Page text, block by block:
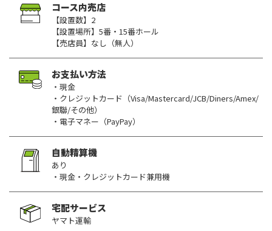
コース内売店
【設置数】2
【設置場所】5番・15番ホール
【売店員】なし（無人）
お支払い方法
・現金
・クレジットカード（Visa/Mastercard/JCB/Diners/Amex/
銀聯/その他）
・電子マネー（PayPay）
自動精算機
あり
・現金・クレジットカード兼用機
宅配サービス
ヤマト運輸